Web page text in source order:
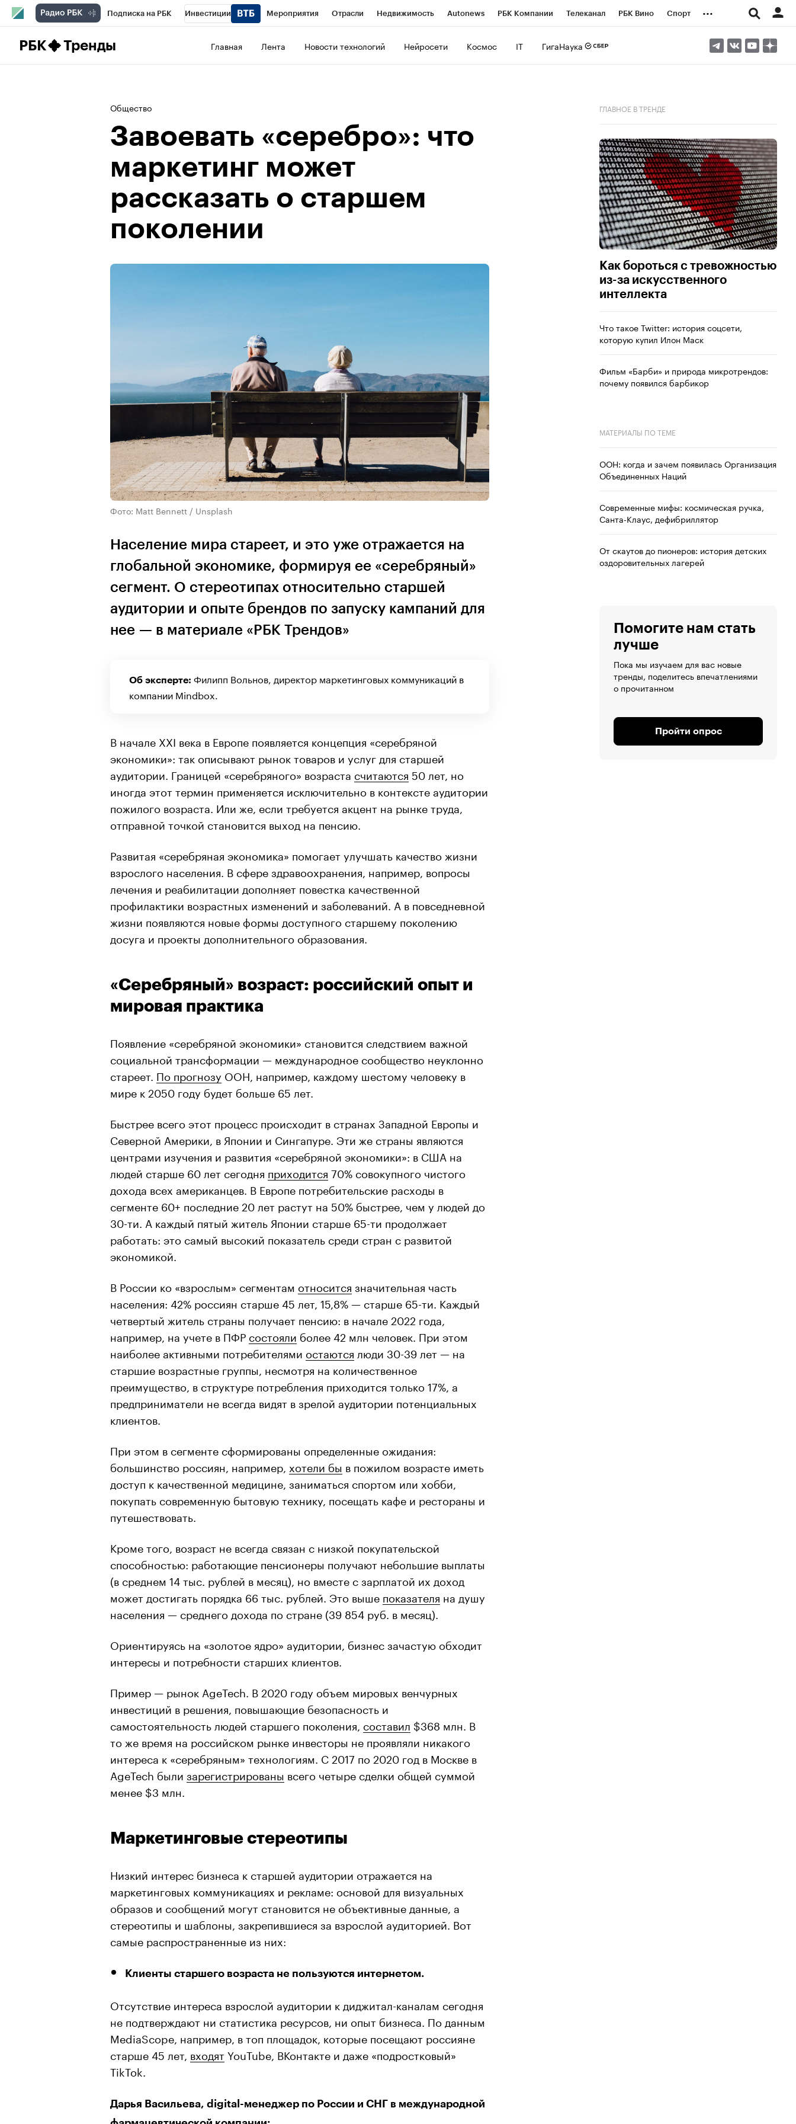
Подписка на РБК Инвестиции Мероприятия Отрасли Недвижимость Autonews РБК Компании Телеканал РБК Вино Спорт ...
РБК Тренды Главная Лента Новости технологий Нейросети Космос IT ГигаНаука
Общество
Завоевать «серебро»: что
маркетинг может
рассказать о старшем
поколении
Фото: Matt Bennett / Unsplash
Население мира стареет, и это уже отражается на
глобальной экономике, формируя ее «серебряный»
сегмент. О стереотипах относительно старшей
аудитории и опыте брендов по запуску кампаний для
нее — в материале «РБК Трендов»
Об эксперте: Филипп Вольнов, директор маркетинговых коммуникаций в
компании Mindbox.
В начале XXI века в Европе появляется концепция «серебряной
экономики»: так описывают рынок товаров и услуг для старшей
аудитории. Границей «серебряного» возраста считаются 50 лет, но
иногда этот термин применяется исключительно в контексте аудитории
пожилого возраста. Или же, если требуется акцент на рынке труда,
отправной точкой становится выход на пенсию.
Развитая «серебряная экономика» помогает улучшать качество жизни
взрослого населения. В сфере здравоохранения, например, вопросы
лечения и реабилитации дополняет повестка качественной
профилактики возрастных изменений и заболеваний. А в повседневной
жизни появляются новые формы доступного старшему поколению
досуга и проекты дополнительного образования.
«Серебряный» возраст: российский опыт и
мировая практика
Появление «серебряной экономики» становится следствием важной
социальной трансформации — международное сообщество неуклонно
стареет. По прогнозу ООН, например, каждому шестому человеку в
мире к 2050 году будет больше 65 лет.
Быстрее всего этот процесс происходит в странах Западной Европы и
Северной Америки, в Японии и Сингапуре. Эти же страны являются
центрами изучения и развития «серебряной экономики»: в США на
людей старше 60 лет сегодня приходится 70% совокупного чистого
дохода всех американцев. В Европе потребительские расходы в
сегменте 60+ последние 20 лет растут на 50% быстрее, чем у людей до
30-ти. А каждый пятый житель Японии старше 65-ти продолжает
работать: это самый высокий показатель среди стран с развитой
экономикой.
В России ко «взрослым» сегментам относится значительная часть
населения: 42% россиян старше 45 лет, 15,8% — старше 65-ти. Каждый
четвертый житель страны получает пенсию: в начале 2022 года,
например, на учете в ПФР состояли более 42 млн человек. При этом
наиболее активными потребителями остаются люди 30-39 лет — на
старшие возрастные группы, несмотря на количественное
преимущество, в структуре потребления приходится только 17%, а
предприниматели не всегда видят в зрелой аудитории потенциальных
клиентов.
При этом в сегменте сформированы определенные ожидания:
большинство россиян, например, хотели бы в пожилом возрасте иметь
доступ к качественной медицине, заниматься спортом или хобби,
покупать современную бытовую технику, посещать кафе и рестораны и
путешествовать.
Кроме того, возраст не всегда связан с низкой покупательской
способностью: работающие пенсионеры получают небольшие выплаты
(в среднем 14 тыс. рублей в месяц), но вместе с зарплатой их доход
может достигать порядка 66 тыс. рублей. Это выше показателя на душу
населения — среднего дохода по стране (39 854 руб. в месяц).
Ориентируясь на «золотое ядро» аудитории, бизнес зачастую обходит
интересы и потребности старших клиентов.
Пример — рынок AgeTech. В 2020 году объем мировых венчурных
инвестиций в решения, повышающие безопасность и
самостоятельность людей старшего поколения, составил $368 млн. В
то же время на российском рынке инвесторы не проявляли никакого
интереса к «серебряным» технологиям. С 2017 по 2020 год в Москве в
AgeTech были зарегистрированы всего четыре сделки общей суммой
менее $3 млн.
Маркетинговые стереотипы
Низкий интерес бизнеса к старшей аудитории отражается на
маркетинговых коммуникациях и рекламе: основой для визуальных
образов и сообщений могут становится не объективные данные, а
стереотипы и шаблоны, закрепившиеся за взрослой аудиторией. Вот
самые распространенные из них:
Клиенты старшего возраста не пользуются интернетом.
Отсутствие интереса взрослой аудитории к диджитал-каналам сегодня
не подтверждают ни статистика ресурсов, ни опыт бизнеса. По данным
MediaScope, например, в топ площадок, которые посещают россияне
старше 45 лет, входятYouTube, ВКонтакте и даже «подростковый»
TikTok.
Дарья Васильева, digital-менеджер по России и СНГ в международной
ГЛАВНОЕ В ТРЕНДЕ
Как бороться с тревожностью
из-за искусственного
интеллекта
Что такое Twitter: история соцсети,
которую купил Илон Маск
Фильм «Барби» и природа микротрендов:
почему появился барбикор
МАТЕРИАЛЫ ПО ТЕМЕ
ООН: когда и зачем появилась Организация
Объединенных Наций
Современные мифы: космическая ручка,
Санта-Клаус, дефибриллятор
От скаутов до пионеров: история детских
оздоровительных лагерей
Помогите нам стать
лучше
Пока мы изучаем для вас новые
тренды, поделитесь впечатлениями
о прочитанном
Пройти опрос